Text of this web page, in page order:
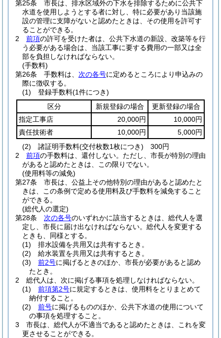
第25条
市長は、排水区域外の下水を排除するために公共下
水道を使用しようとする者に対し、特に必要があり当該施
設の管理に支障がないと認めたときは、その使用を許可す
ることができる。
2
前項の許可を受けた者は、公共下水道の新設、改築等を行
う必要がある場合は、当該工事に要する費用の一部又は全
部を負担しなければならない。
(手数料)
第26条
手数料は、 次の各号に定めるところにより申込みの
際に徴収する。
(1)
登録手数料(1件につき)
区分
新規登録の場合
更新登録の場合
指定工事店
20,000円
10,000円
責任技術者
10,000円
5,000円
(2)
諸証明手数料(交付枚数1枚につき) 300円
2
前項の手数料は、還付しない。 ただし、市長が特別の理由
があると認めたときは、この限りでない。
(使用料等の減免)
第27条
市長は、公益上その他特別の理由があると認めたと
きは、この条例で定める使用料及び手数料を減免すること
ができる。
(総代人の選定)
第28条
次の各号のいずれかに該当するときは、総代人を選
定し、市長に届け出なければならない。 総代人を変更する
ときも、同様とする。
(1)
排水設備を共用又は共有するとき。
(2)
給水装置を共用又は共有するとき。
(3)
前2号に掲げるときのほか、市長が必要があると認め
たとき。
2
総代人は、次に掲げる事項を処理しなければならない。
(1)
前項第2号に規定するときは、使用料をとりまとめて
納付すること。
(2)
前号に掲げるもののほか、公共下水道の使用について
の事項を処理すること。
3
市長は、総代人が不適当であると認めたときは、これを変
更させることができる。